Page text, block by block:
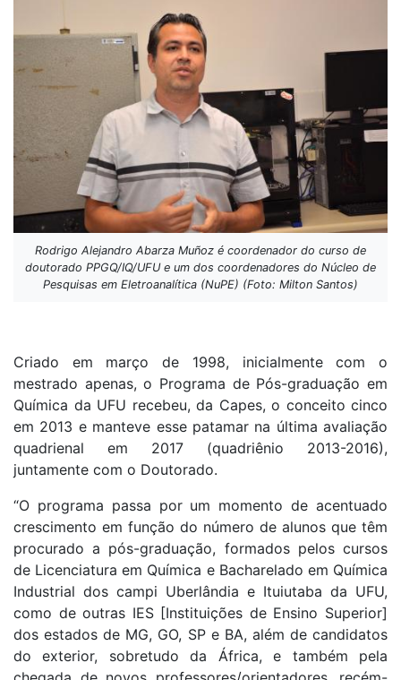
Rodrigo Alejandro Abarza Muñoz é coordenador do curso de
doutorado PPGQ/IQ/UFU e um dos coordenadores do Núcleo de
Pesquisas em Eletroanalítica (NuPE) (Foto: Milton Santos)
Criado em março de 1998, inicialmente com o
mestrado apenas, o Programa de Pós-graduação em
Química da UFU recebeu, da Capes, o conceito cinco
em 2013 e manteve esse patamar na última avaliação
quadrienal em 2017 (quadriênio 2013-2016),
juntamente com o Doutorado.
“O programa passa por um momento de acentuado
crescimento em função do número de alunos que têm
procurado a pós-graduação, formados pelos cursos
de Licenciatura em Química e Bacharelado em Química
Industrial dos campi Uberlândia e Ituiutaba da UFU,
como de outras IES [Instituições de Ensino Superior]
dos estados de MG, GO, SP e BA, além de candidatos
do exterior, sobretudo da África, e também pela